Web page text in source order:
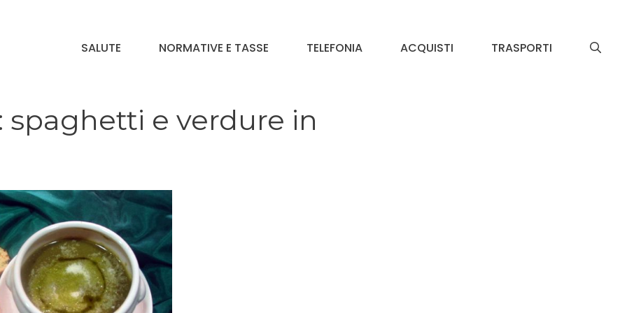
SALUTE NORMATIVE E TASSE TELEFONIA ACQUISTI TRASPORTI
e verdure in